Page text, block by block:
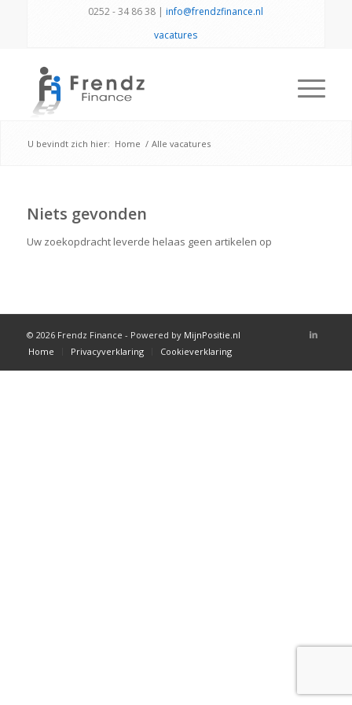
0252 - 34 86 38 |info@frendzfinance.nl
vacatures
U bevindt zich hier: Home / Alle vacatures
Niets gevonden
Uw zoekopdracht leverde helaas geen artikelen op
© 2026 Frendz Finance - Powered by MijnPositie.nl
Home
Privacyverklaring Cookieverklaring